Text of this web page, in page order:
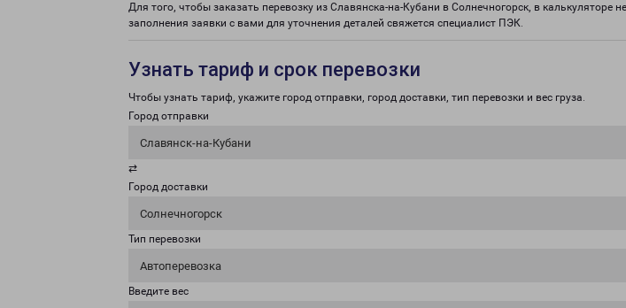
Для того, чтобы заказать перевозку из Славянска-на-Кубани в Солнечногорск, в
заполнения заявки с вами для уточнения деталей свяжется специалист ПЭК.
Узнать тариф и срок перевозки
Чтобы узнать тариф, укажите город отправки, город доставки, тип перевозки и вес груза.
Город отправки
Славянск-на-Кубани
⇄
Город доставки
Солнечногорск
Тип перевозки
Автоперевозка
Введите вес